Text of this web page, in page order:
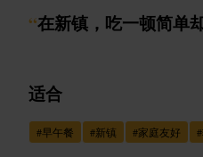
“在新镇，吃一顿简单
适合
#早午餐 #新镇 #家庭友好 #